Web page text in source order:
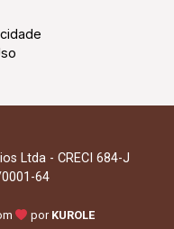
Ltda - CRECI 684-J
64
por KUROLE